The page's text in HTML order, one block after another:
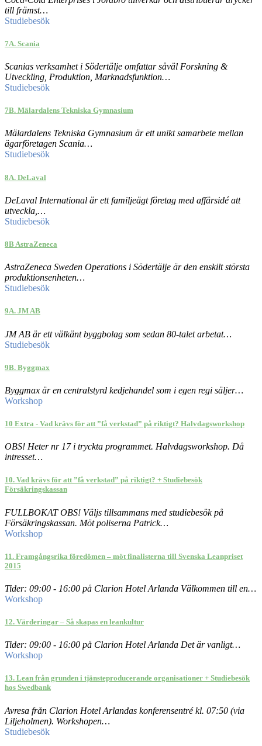
till främst…
Studiebesök
7A. Scania
Scanias verksamhet i Södertälje omfattar såväl Forskning &
Utveckling, Produktion, Marknadsfunktion…
Studiebesök
7B. Mälardalens Tekniska Gymnasium
Mälardalens Tekniska Gymnasium är ett unikt samarbete mellan
ägarföretagen Scania…
Studiebesök
8A. DeLaval
DeLaval International är ett familjeägt företag med affärsidé att
utveckla,…
Studiebesök
8B AstraZeneca
AstraZeneca Sweden Operations i Södertälje är den enskilt största
produktionsenheten…
Studiebesök
9A. JM AB
JM AB är ett välkänt byggbolag som sedan 80-talet arbetat…
Studiebesök
9B. Byggmax
Byggmax är en centralstyrd kedjehandel som i egen regi säljer…
Workshop
10 Extra - Vad krävs för att ”få verkstad” på riktigt? Halvdagsworkshop
OBS! Heter nr 17 i tryckta programmet. Halvdagsworkshop. Då
intresset…
10. Vad krävs för att ”få verkstad” på riktigt? + Studiebesök
Försäkringskassan
FULLBOKAT OBS! Väljs tillsammans med studiebesök på
Försäkringskassan. Möt poliserna Patrick…
Workshop
11. Framgångsrika föredömen – möt finalisterna till Svenska Leanpriset
2015
Tider: 09:00 - 16:00 på Clarion Hotel Arlanda Välkommen till en…
Workshop
12. Värderingar – Så skapas en leankultur
Tider: 09:00 - 16:00 på Clarion Hotel Arlanda Det är vanligt…
Workshop
13. Lean från grunden i tjänsteproducerande organisationer + Studiebesök
hos Swedbank
Avresa från Clarion Hotel Arlandas konferensentré kl. 07:50 (via
Liljeholmen). Workshopen…
Studiebesök